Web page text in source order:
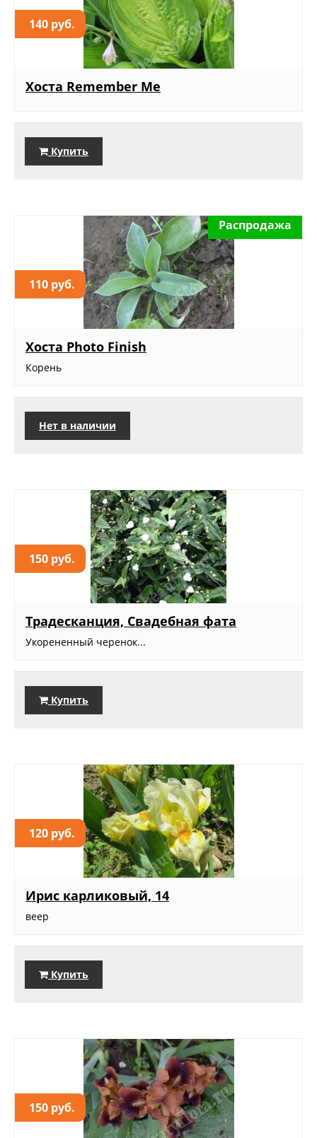
140 руб.
Хоста Remember Me
Купить
110 руб.
Распродажа
Хоста Photo Finish
Корень
Нет в наличии
150 руб.
Традесканция, Свадебная фата
Укорененный черенок...
Купить
120 руб.
Ирис карликовый, 14
веер
Купить
150 руб.